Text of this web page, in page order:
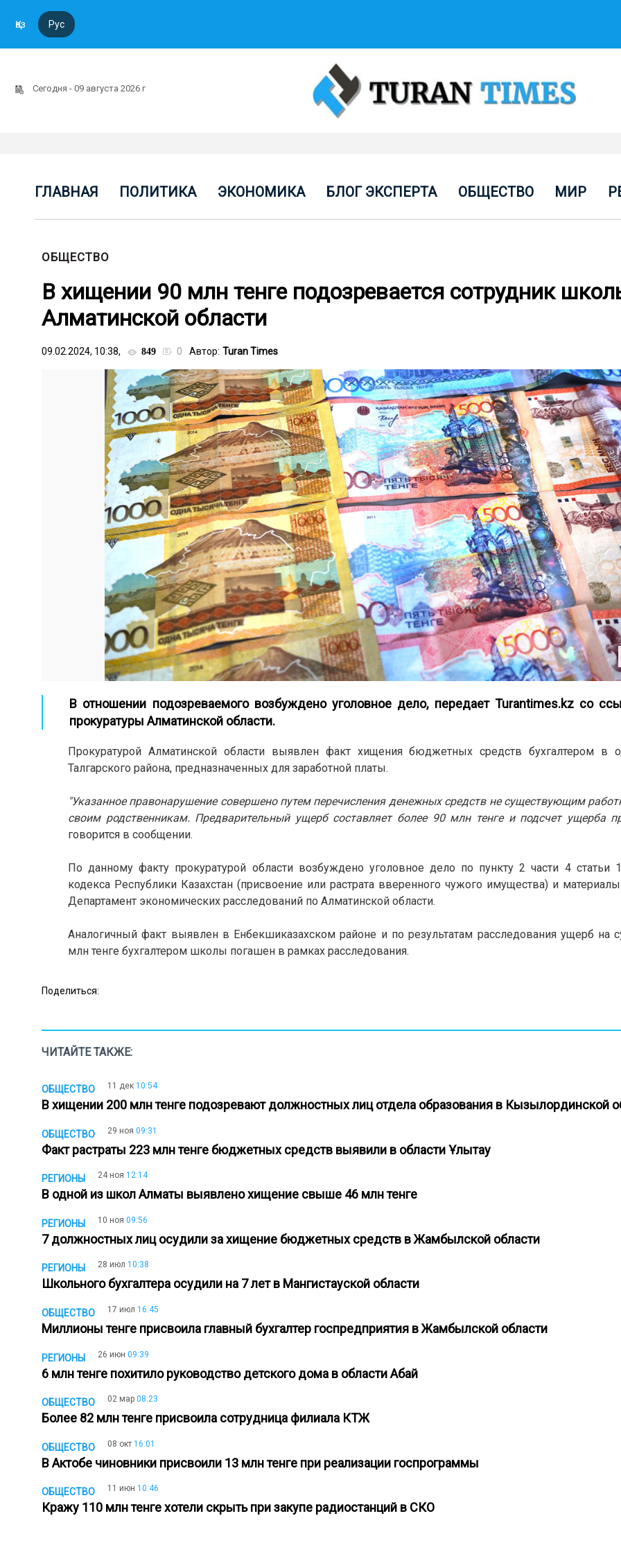
Қаз Рус
Сегодня - 09 августа 2026 г
ГЛАВНАЯ ПОЛИТИКА ЭКОНОМИКА БЛОГ ЭКСПЕРТА ОБЩЕСТВО МИР
ОБЩЕСТВО
В хищении 90 млн тенге подозревается сотрудник
Алматинской области
09.02.2024, 10:38, 849 0 Автор: Turan Times
В отношении подозреваемого возбуждено уголовное дело, передает Turantimes.kzсо
прокуратуры Алматинской области.
Прокуратурой Алматинской области выявлен факт хищения бюджетных средств бухгалтером в
Талгарского района, предназначенных для заработной платы.
"Указанное правонарушение совершено путем перечисления денежных средств не существующим
своим родственникам. Предварительный ущерб составляет более 90 млн тенге и подсчет ущерба
говорится в сообщении.
По данному факту прокуратурой области возбуждено уголовное дело по пункту 2 части 4 статьи
кодекса Республики Казахстан (присвоение или растрата вверенного чужого имущества) и
Департамент экономических расследований по Алматинской области.
Аналогичный факт выявлен в Енбекшиказахском районе и по результатам расследования ущерб на
млн тенге бухгалтером школы погашен в рамках расследования.
Поделиться:
ЧИТАЙТЕ ТАКЖЕ:
ОБЩЕСТВО 11 дек 10:54
В хищении 200 млн тенге подозревают должностных лиц отдела образования в Кызылординской
ОБЩЕСТВО 29 ноя 09:31
Факт растраты 223 млн тенге бюджетных средств выявили в области Ұлытау
РЕГИОНЫ 24 ноя 12:14
В одной из школ Алматы выявлено хищение свыше 46 млн тенге
РЕГИОНЫ 10 ноя 09:56
7 должностных лиц осудили за хищение бюджетных средств в Жамбылской области
РЕГИОНЫ 28 июл 10:38
Школьного бухгалтера осудили на 7 лет в Мангистауской области
ОБЩЕСТВО 17 июл 16:45
Миллионы тенге присвоила главный бухгалтер госпредприятия в Жамбылской области
РЕГИОНЫ 26 июн 09:39
6 млн тенге похитило руководство детского дома в области Абай
ОБЩЕСТВО 02 мар 08:23
Более 82 млн тенге присвоила сотрудница филиала КТЖ
ОБЩЕСТВО 08 окт 16:01
В Актобе чиновники присвоили 13 млн тенге при реализации госпрограммы
ОБЩЕСТВО 11 июн 10:46
Кражу 110 млн тенге хотели скрыть при закупе радиостанций в СКО